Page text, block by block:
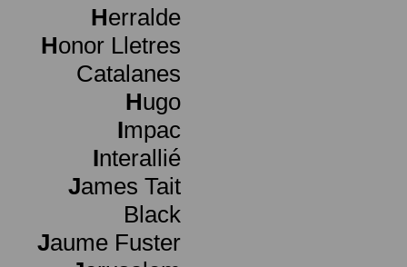
Herralde
Honor Lletres
Catalanes
Hugo
Impac
Interallié
James Tait
Black
Jaume Fuster